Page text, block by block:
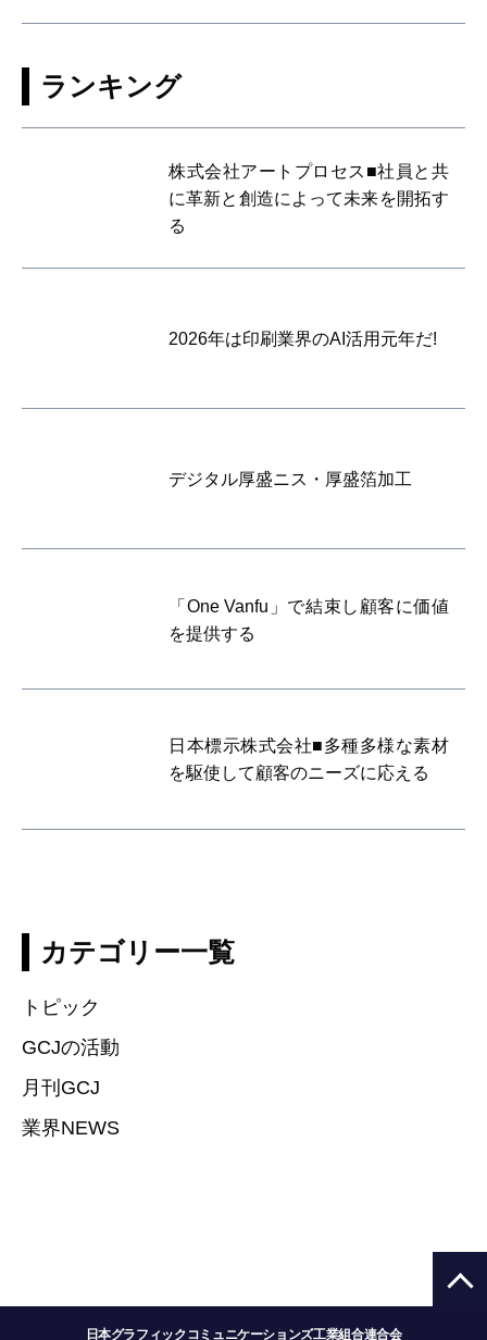
ランキング
株式会社アートプロセス■社員と共
に革新と創造によって未来を開拓す
る
2026年は印刷業界のAI活用元年だ!
デジタル厚盛ニス・厚盛箔加工
「One Vanfu」で結束し顧客に価値
を提供する
日本標示株式会社■多種多様な素材
を駆使して顧客のニーズに応える
カテゴリー一覧
トピック
GCJの活動
月刊GCJ
業界NEWS
日本グラフィックコミュニケーションズ工業組合連合会